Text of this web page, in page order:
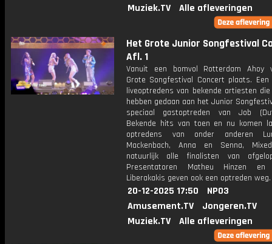
Muziek.TV
Alle afleveringen
Het Grote Junior Songfestival
Afl. 1
Vanuit een bomvol Rotterdam Ahoy
Grote Songfestival Concert plaats.
liveoptredens van bekende artiesten
hebben gedaan aan het Junior
speciaal gastoptreden van Job
Bekende hits van toen en nu komen
optredens van onder anderen
Mackenbach, Anna en Senna,
natuurlijk alle finalisten van
Presentatoren Matheu Hinzen en
Liberakakis geven ook een optreden weg.
20-12-2025 17:50
NPO3
Amusement.TV
Jongeren.TV
Muziek.TV
Alle afleveringen